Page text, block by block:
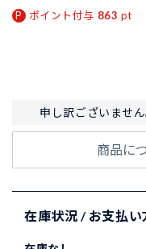
ポイント付与 863 pt
申し訳ございませ
商品に
在庫状況 / お支払い